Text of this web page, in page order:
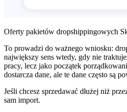
Oferty pakietów dropshippingowych
To prowadzi do ważnego wniosku:
największy sens wtedy, gdy nie
pracy, lecz jako początek
dostarcza dane, ale te dane często są
Jeśli chcesz sprzedawać dłużej niż
sam import.